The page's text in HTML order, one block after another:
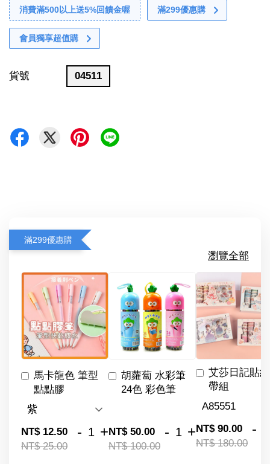
消費滿500以上送5%回饋金喔 滿299優惠購
會員獨享超值購
貨號 04511
滿299優惠購
瀏覽全部
馬卡龍色 筆型
點點膠
NT$ 12.50
NT$ 25.00
- +
胡蘿蔔 水彩筆
24色 彩色筆
NT$ 50.00
NT$ 100.00
- +
艾莎日記貼
帶組
NT$ 90.00
NT$ 180.00
-